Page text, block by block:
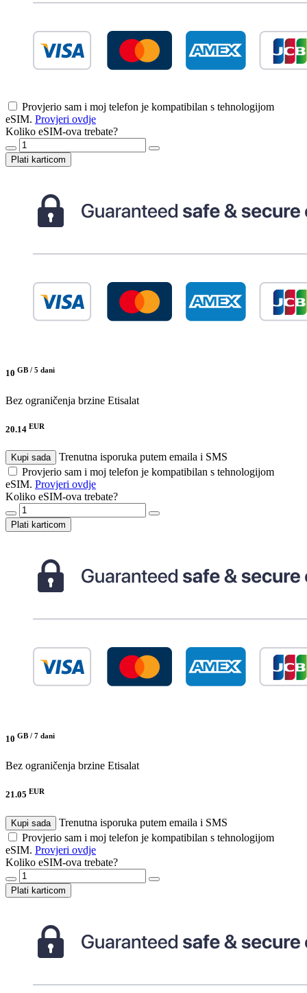
Provjerio sam i moj telefon je kompatibilan s tehnologijom
eSIM. Provjeri ovdje
Koliko eSIM-ova trebate?
Plati karticom
10 GB / 5 dani
Bez ograničenja brzine Etisalat
20.14 EUR
Kupi sada
Trenutna isporuka putem emaila i SMS
Provjerio sam i moj telefon je kompatibilan s tehnologijom
eSIM. Provjeri ovdje
Koliko eSIM-ova trebate?
Plati karticom
10 GB / 7 dani
Bez ograničenja brzine Etisalat
21.05 EUR
Kupi sada
Trenutna isporuka putem emaila i SMS
Provjerio sam i moj telefon je kompatibilan s tehnologijom
eSIM. Provjeri ovdje
Koliko eSIM-ova trebate?
Plati karticom